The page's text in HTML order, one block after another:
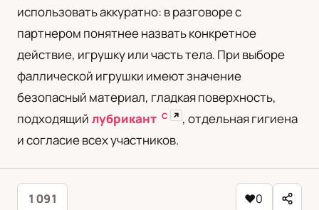
использовать аккуратно: в разговоре с
партнером понятнее назвать конкретное
действие, игрушку или часть тела. При выборе
фаллической игрушки имеют значение
безопасный материал, гладкая поверхность,
подходящий лубрикант С ↗ , отдельная гигиена
и согласие всех участников.
1 091 ♥0